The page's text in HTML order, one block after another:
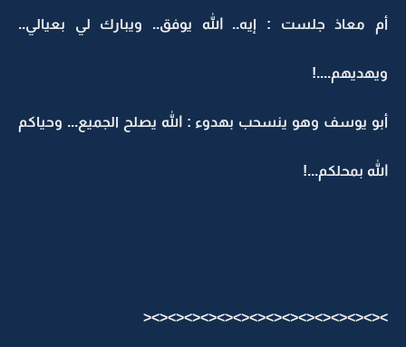
أم معاذ جلست : إيه.. الله يوفق.. ويبارك لي بعيالي..
ويهديهم....!
أبو يوسف وهو ينسحب بهدوء : الله يصلح الجميع... وحياكم
الله بمحلكم...!
><><><><><><><><><><><><><><><